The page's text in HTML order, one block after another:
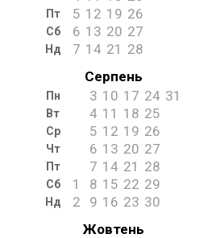
Пт 5 12 19 26
Сб 6 13 20 27
Нд 7 14 21 28
Серпень
Пн 3 10 17 24 31
Вт 4 11 18 25
Ср 5 12 19 26
Чт 6 13 20 27
Пт 7 14 21 28
Сб 1 8 15 22 29
Нд 2 9 16 23 30
Жовтень